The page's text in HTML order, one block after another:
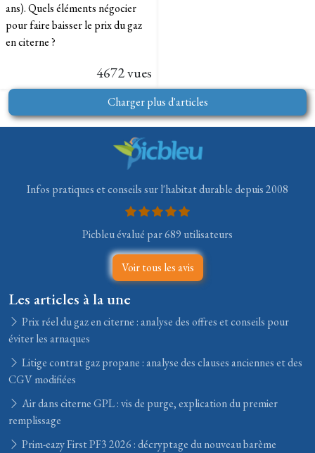
ans). Quels éléments négocier
pour faire baisser le prix du gaz
en citerne ?
4672 vues
Charger plus d'articles
Infos pratiques et conseils sur l'habitat durable depuis 2008
Picbleu évalué par 689 utilisateurs
Voir tous les avis
Les articles à la une
Prix réel du gaz en citerne : analyse des offres et conseils pour
éviter les arnaques
Litige contrat gaz propane : analyse des clauses anciennes et des
CGV modifiées
Air dans citerne GPL : vis de purge, explication du premier
remplissage
Prim-eazy First PF3 2026 : décryptage du nouveau barème